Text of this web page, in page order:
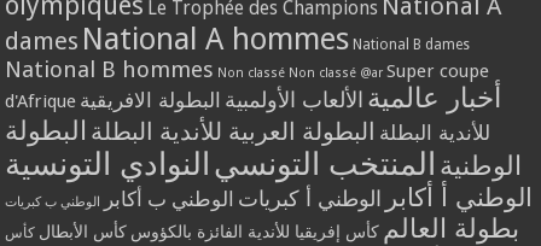
Le Trophée des Champions National A
dames National A hommes National B dames
National B hommes Non classé Non classé @ar Super coupe
d'Afrique
أخبار عالمية الألعاب الأولمبية البطولة الافريقية
للأندية البطلة البطولة العربية للأندية البطلة البطولة
الوطنية المنتخب التونسي النوادي التونسية
الوطني أ أكابر الوطني أ كبريات الوطني ب أكابر الوطني ب كبريات
بطولة العالم كأس إفريقيا للأندية الفائزة بالكؤوس كأس الأبطال كأس